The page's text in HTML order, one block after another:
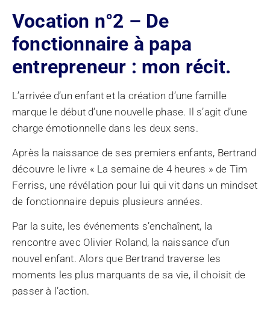
Vocation n°2 – De
fonctionnaire à papa
entrepreneur : mon récit.
L’arrivée d’un enfant et la création d’une famille
marque le début d’une nouvelle phase. Il s’agit d’une
charge émotionnelle dans les deux sens.
Après la naissance de ses premiers enfants, Bertrand
découvre le livre « La semaine de 4 heures » de Tim
Ferriss, une révélation pour lui qui vit dans un mindset
de fonctionnaire depuis plusieurs années.
Par la suite, les événements s’enchaînent, la
rencontre avec Olivier Roland, la naissance d’un
nouvel enfant. Alors que Bertrand traverse les
moments les plus marquants de sa vie, il choisit de
passer à l’action.